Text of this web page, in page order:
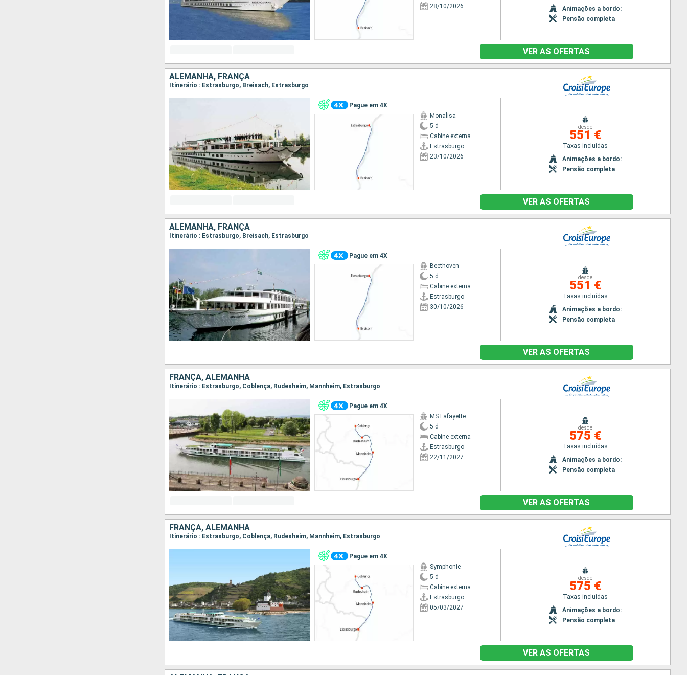
28/10/2026
Animações a bordo:
Pensão completa
VER AS OFERTAS
ALEMANHA, FRANÇA
Itinerário : Estrasburgo, Breisach, Estrasburgo
Pague em 4X
Monalisa
5 d
Cabine externa
Estrasburgo
23/10/2026
desde
551 €
Taxas incluídas
Animações a bordo:
Pensão completa
VER AS OFERTAS
ALEMANHA, FRANÇA
Itinerário : Estrasburgo, Breisach, Estrasburgo
Pague em 4X
Beethoven
5 d
Cabine externa
Estrasburgo
30/10/2026
desde
551 €
Taxas incluídas
Animações a bordo:
Pensão completa
VER AS OFERTAS
FRANÇA, ALEMANHA
Itinerário : Estrasburgo, Coblença, Rudesheim, Mannheim, Estrasburgo
Pague em 4X
MS Lafayette
5 d
Cabine externa
Estrasburgo
22/11/2027
desde
575 €
Taxas incluídas
Animações a bordo:
Pensão completa
VER AS OFERTAS
FRANÇA, ALEMANHA
Itinerário : Estrasburgo, Coblença, Rudesheim, Mannheim, Estrasburgo
Pague em 4X
Symphonie
5 d
Cabine externa
Estrasburgo
05/03/2027
desde
575 €
Taxas incluídas
Animações a bordo:
Pensão completa
VER AS OFERTAS